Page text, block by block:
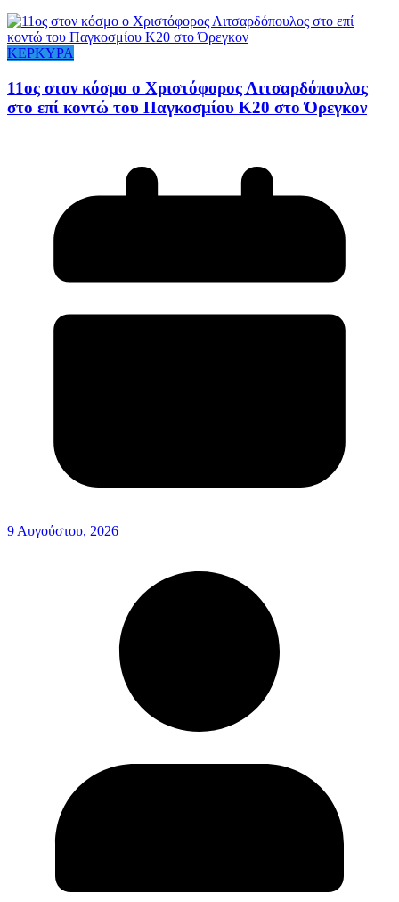
ΚΕΡΚΥΡΑ
11ος στον κόσμο ο Χριστόφορος Λιτσαρδόπουλος
στο επί κοντώ του Παγκοσμίου Κ20 στο Όρεγκον
9 Αυγούστου, 2026